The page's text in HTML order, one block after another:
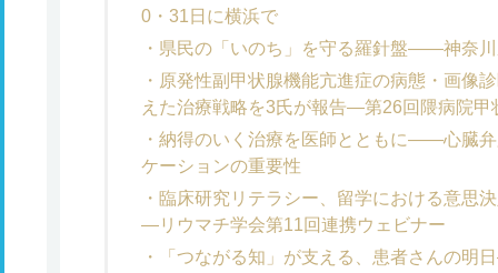
0・31日に横浜で
県民の「いのち」を守る羅針盤――神奈
原発性副甲状腺機能亢進症の病態・画像
えた治療戦略を3氏が報告―第26回隈病院甲
納得のいく治療を医師とともに――心臓
ケーションの重要性
臨床研究リテラシー、留学における意思
―リウマチ学会第11回連携ウェビナー
「つながる知」が支える、患者さんの